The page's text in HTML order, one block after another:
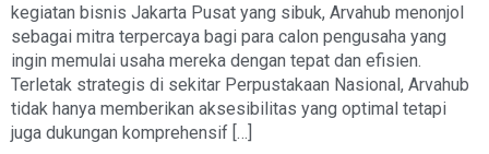
kegiatan bisnis Jakarta Pusat yang sibuk, Arvahub menonjol
sebagai mitra terpercaya bagi para calon pengusaha yang
ingin memulai usaha mereka dengan tepat dan efisien.
Terletak strategis di sekitar Perpustakaan Nasional, Arvahub
tidak hanya memberikan aksesibilitas yang optimal tetapi
juga dukungan komprehensif […]